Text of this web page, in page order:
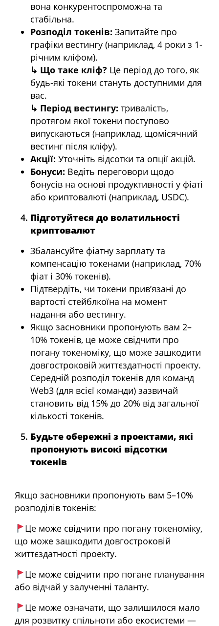
вона конкурентоспроможна та
стабільна.
Розподіл токенів: Запитайте про
графіки вестингу (наприклад, 4 роки з 1-
річним кліфом).
↳ Що таке кліф? Це період до того, як
будь-які токени стануть доступними для
вас.
↳ Період вестингу: тривалість,
протягом якої токени поступово
випускаються (наприклад, щомісячний
вестинг після кліфу).
Акції: Уточніть відсотки та опції акцій.
Бонуси: Ведіть переговори щодо
бонусів на основі продуктивності у фіаті
або криптовалюті (наприклад, USDC).
Підготуйтеся до волатильності
криптовалют
Збалансуйте фіатну зарплату та
компенсацію токенами (наприклад, 70%
фіат і 30% токенів).
Підтвердіть, чи токени прив’язані до
вартості стейблкоїна на момент
надання або вестингу.
Якщо засновники пропонують вам 2–
10% токенів, це може свідчити про
погану токеноміку, що може зашкодити
довгостроковій життєздатності проекту.
Середній розподіл токенів для команд
Web3 (для всієї команди) зазвичай
становить від 15% до 20% від загальної
кількості токенів.
Будьте обережні з проектами, які
пропонують високі відсотки
токенів
Якщо засновники пропонують вам 5–10%
розподілів токенів:
Це може свідчити про погану токеноміку,
що може зашкодити довгостроковій
життєздатності проекту.
Це може свідчити про погане планування
або відчай у залученні таланту.
Це може означати, що залишилося мало
для розвитку спільноти або екосистеми —